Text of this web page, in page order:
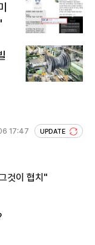
17:47 UPDATE
것이 협치"